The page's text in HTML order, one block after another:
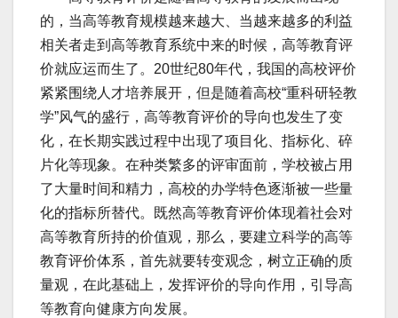
的，当高等教育规模越来越大、当越来越多的利益
相关者走到高等教育系统中来的时候，高等教育评
价就应运而生了。20世纪80年代，我国的高校评价
紧紧围绕人才培养展开，但是随着高校“重科研轻教
学”风气的盛行，高等教育评价的导向也发生了变
化，在长期实践过程中出现了项目化、指标化、碎
片化等现象。在种类繁多的评审面前，学校被占用
了大量时间和精力，高校的办学特色逐渐被一些量
化的指标所替代。既然高等教育评价体现着社会对
高等教育所持的价值观，那么，要建立科学的高等
教育评价体系，首先就要转变观念，树立正确的质
量观，在此基础上，发挥评价的导向作用，引导高
等教育向健康方向发展。